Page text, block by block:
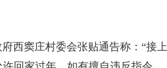
西窦庄村委会张贴通告称：“接上